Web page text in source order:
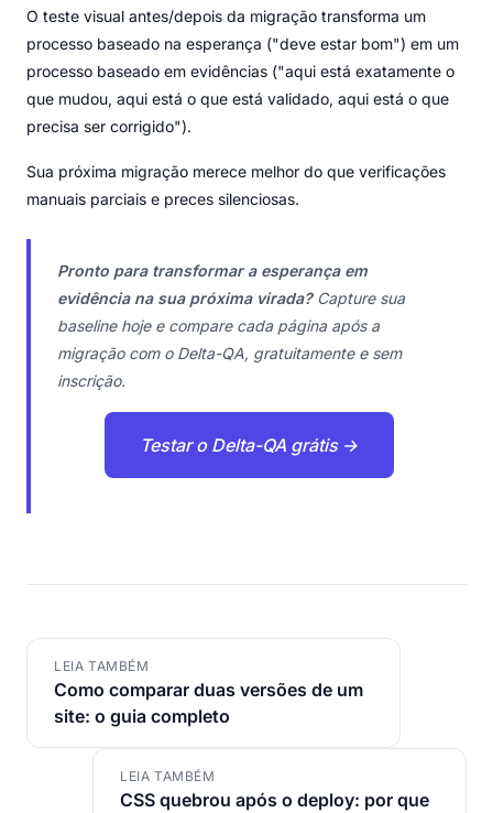
O teste visual antes/depois da migração transforma um
processo baseado na esperança ("deve estar bom") em um
processo baseado em evidências ("aqui está exatamente o
que mudou, aqui está o que está validado, aqui está o que
precisa ser corrigido").
Sua próxima migração merece melhor do que verificações
manuais parciais e preces silenciosas.
Pronto para transformar a esperança em
evidência na sua próxima virada?Capture sua
baseline hoje e compare cada página após a
migração com o Delta-QA, gratuitamente e sem
inscrição.
Testar o Delta-QA grátis →
LEIA TAMBÉM
Como comparar duas versões de um
site: o guia completo
LEIA TAMBÉM
CSS quebrou após o deploy: por que